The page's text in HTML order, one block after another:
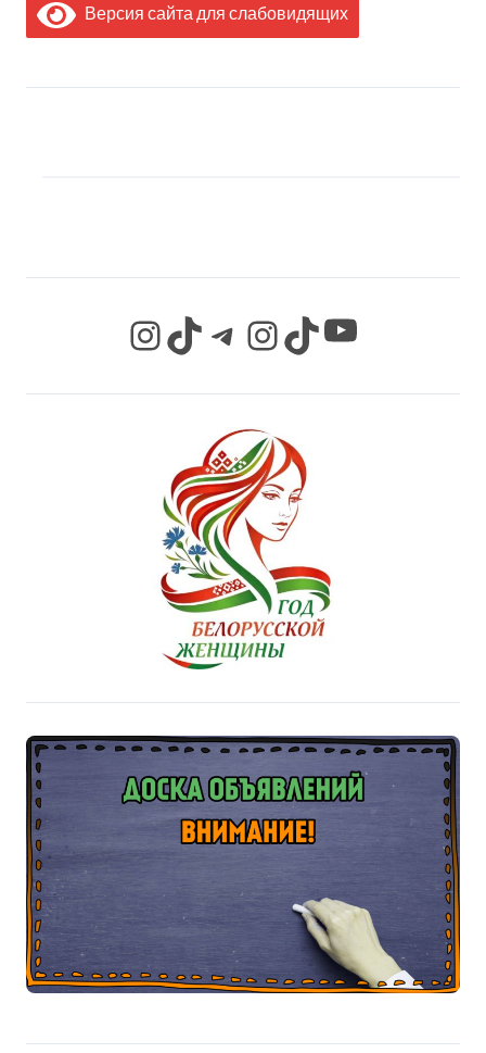
Версия сайта для слабовидящих
InstagramTikTok Telegram InstagramTikTok YouTube